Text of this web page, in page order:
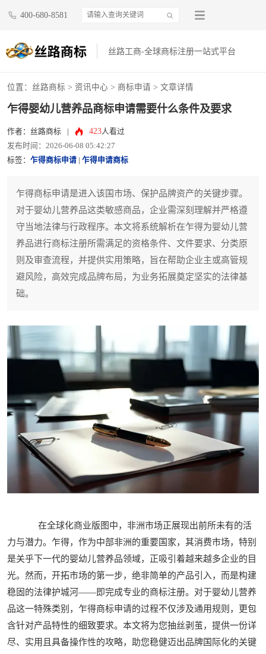
400-680-8581
丝路工商-全球商标注册一站式平台
位置： 丝路商标 > 资讯中心 > 商标申请 > 文章详情
乍得婴幼儿营养品商标申请需要什么条件及要求
作者：丝路商标 423人看过
发布时间：2026-06-08 05:42:27
标签： 乍得商标申请 乍得申请商标
乍得商标申请是进入该国市场、保护品牌资产的关键步骤。
对于婴幼儿营养品这类敏感商品，企业需深刻理解并严格遵
守当地法律与行政程序。本文将系统解析在乍得为婴幼儿营
养品进行商标注册所需满足的资格条件、文件要求、分类原
则及审查流程，并提供实用策略，旨在帮助企业主或高管规
避风险，高效完成品牌布局，为业务拓展奠定坚实的法律基
础。
在全球化商业版图中，非洲市场正展现出前所未有的活
力与潜力。乍得，作为中部非洲的重要国家，其消费市场，特别
是关乎下一代的婴幼儿营养品领域，正吸引着越来越多企业的目
光。然而，开拓市场的第一步，绝非简单的产品引入，而是构建
稳固的法律护城河——即完成专业的商标注册。对于婴幼儿营养
品这一特殊类别，乍得商标申请的过程不仅涉及通用规则，更包
含针对产品特性的细致要求。本文将为您抽丝剥茧，提供一份详
尽、实用且具备操作性的攻略，助您稳健迈出品牌国际化的关键